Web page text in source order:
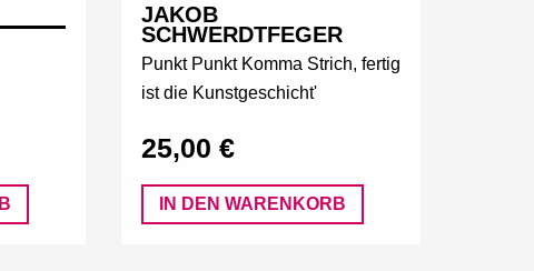
JAKOB
SCHWERDTFEGER
Punkt Punkt Komma Strich, fertig
ist die Kunstgeschicht'
25,00 €
IN DEN WARENKORB